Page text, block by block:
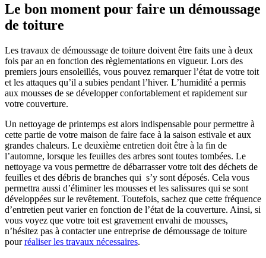
Le bon moment pour faire un démoussage
de toiture
Les travaux de démoussage de toiture doivent être faits une à deux
fois par an en fonction des règlementations en vigueur. Lors des
premiers jours ensoleillés, vous pouvez remarquer l’état de votre toit
et les attaques qu’il a subies pendant l’hiver. L’humidité a permis
aux mousses de se développer confortablement et rapidement sur
votre couverture.
Un nettoyage de printemps est alors indispensable pour permettre à
cette partie de votre maison de faire face à la saison estivale et aux
grandes chaleurs. Le deuxième entretien doit être à la fin de
l’automne, lorsque les feuilles des arbres sont toutes tombées. Le
nettoyage va vous permettre de débarrasser votre toit des déchets de
feuilles et des débris de branches qui s’y sont déposés. Cela vous
permettra aussi d’éliminer les mousses et les salissures qui se sont
développées sur le revêtement. Toutefois, sachez que cette fréquence
d’entretien peut varier en fonction de l’état de la couverture. Ainsi, si
vous voyez que votre toit est gravement envahi de mousses,
n’hésitez pas à contacter une entreprise de démoussage de toiture
pourréaliser les travaux nécessaires.